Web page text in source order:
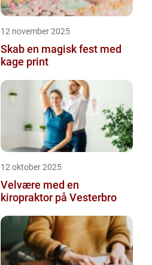
12 november 2025
Skab en magisk fest med
kage print
12 oktober 2025
Velvære med en
kiropraktor på Vesterbro